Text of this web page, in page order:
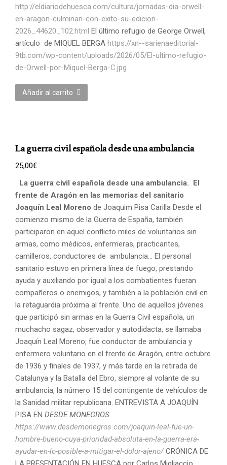
http://eldiariodehuesca.com/cultura/jornadas-dia-orwell-
en-aragon-culminan-con-exito-su-edicion-
2026_44620_102.html El último refugio de George Orwell,
artículo de MIQUEL BERGA https://xn--sarienaeditorial-
9tb.com/wp-content/uploads/2026/05/El-ultimo-refugio-
de-Orwell-por-Miquel-Berga-C.jpg
Añadir al carrito
La guerra civil española desde una ambulancia
25,00€
La guerra civil española desde una ambulancia. El
frente de Aragón en las memorias del sanitario
Joaquín Leal Moreno de Joaquim Pisa Carilla Desde el
comienzo mismo de la Guerra de España, también
participaron en aquel conflicto miles de voluntarios sin
armas, como médicos, enfermeras, practicantes,
camilleros, conductores de ambulancia… El personal
sanitario estuvo en primera línea de fuego, prestando
ayuda y auxiliando por igual a los combatientes fueran
compañeros o enemigos, y también a la población civil en
la retaguardia próxima al frente. Uno de aquellos jóvenes
que participó sin armas en la Guerra Civil española, un
muchacho sagaz, observador y autodidacta, se llamaba
Joaquín Leal Moreno; fue conductor de ambulancia y
enfermero voluntario en el frente de Aragón, entre octubre
de 1936 y finales de 1937, y más tarde en la retirada de
Catalunya y la Batalla del Ebro, siempre al volante de su
ambulancia, la número 15 del contingente de vehículos de
la Sanidad militar republicana. ENTREVISTA A JOAQUÍN
PISA EN DESDE MONEGROS
https://www.desdemonegros.com/joaquin-leal-fue-un-
hombre-bueno-cuya-prioridad-absoluta-en-la-guerra-era-
ayudar-en-lo-posible-a-mitigar-el-dolor-ajeno/CRÓNICA DE